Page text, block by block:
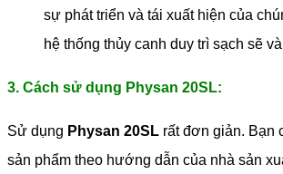
sự phát triển và tái xuất hiện của
hệ thống thủy canh duy trì sạch sẽ
3. Cách sử dụng Physan 20SL:
Sử dụng Physan 20SL rất đơn giản. Bạn
sản phẩm theo hướng dẫn của nhà sản